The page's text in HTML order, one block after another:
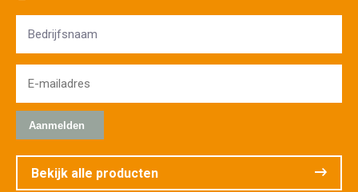
mailadres *
Bekijk alle producten